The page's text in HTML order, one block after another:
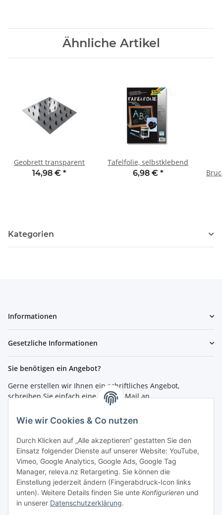
Ähnliche Artikel
Geobrett transparent
14,98 € *
Tafelfolie, selbstklebend
6,98 € *
Kategorien
Informationen
Gesetzliche Informationen
Sie benötigen ein Angebot?
Gerne erstellen wir Ihnen ein schriftliches Angebot,
schreiben Sie einfach eine kurze E-Mail an
Bestellen per Fax oder Tel:
Tel.: 0261 / 50089561
Fax: 0261 / 50089555
So erreichen Sie uns
Shop.4teachers.de
Maximinstraße 1
56072 Koblenz
Wie wir Cookies & Co nutzen
Durch Klicken auf „Alle akzeptieren“ gestatten Sie den
Einsatz folgender Dienste auf unserer Website: YouTube,
Vimeo, Google Analytics, Google Ads, Google Tag
Manager, releva.nz Retargeting. Sie können die
Einstellung jederzeit ändern (Fingerabdruck-Icon links
unten). Weitere Details finden Sie unte Konfigurieren und
in unserer Datenschutzerklärung.